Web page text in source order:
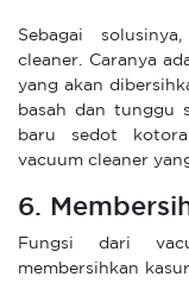
Sebagai
cleaner. Caranya
yang akan
basah dan tunggu
baru sedot
vacuum cleaner
6.
Fungsi dari
membersihkan